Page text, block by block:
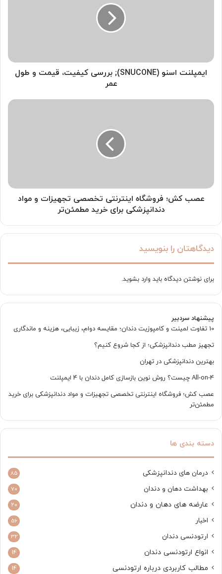
عمر
ایمپلنت اسنو (SNUCONE); بررسی کیفیت، قیمت و طول
عمر
عصب
دندانپزشکی
عصب کش؛ فروشگاه اینترنتی تخصصی تجهیزات و مواد
دندانپزشکی برای خرید مطمئن‌تر
دیدگاهتان را بنویسید
برای نوشتن دیدگاه باید وارد بشوید.
پیشنهاد سردبیر
10 تفاوت لمینت و کامپوزیت دندان؛ مقایسه دوام، زیبایی، هزینه و ماندگاری
تجهیز مطب دندانپزشکی؛ از کجا شروع کنیم؟
بهترین دندانپزشکی در تهران
All-on-4 چیست؟ روش نوین بازسازی کامل دندان با 4 ایمپلنت
عصب کش؛ فروشگاه اینترنتی تخصصی تجهیزات و مواد دندانپزشکی برای خرید
مطمئن‌تر
دسته بندی ها
درمان های دندانپزشکی 85
بهداشت دهان و دندان 70
عارضه های دهان و دندان 20
اخبار 56
ارتودنسی دندان 32
انواع ارتودنسی دندان 14
مطالب کاربردی درباره ارتودنسی 14